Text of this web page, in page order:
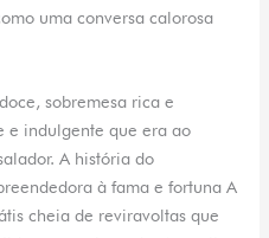
uma conversa calorosa
sobremesa rica e
e indulgente que era ao
A história do
à fama e fortuna A
cheia de reviravoltas que